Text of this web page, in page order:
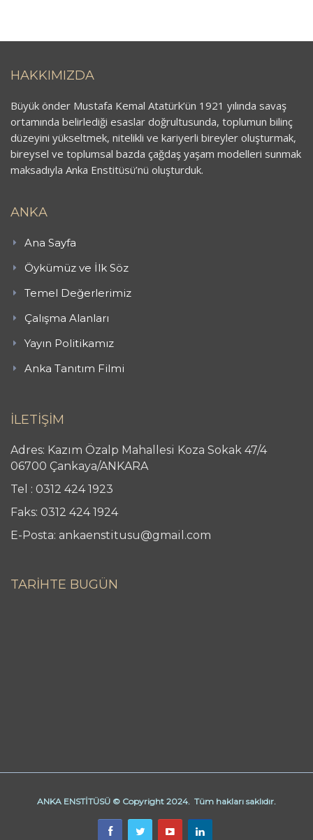
HAKKIMIZDA
Büyük önder Mustafa Kemal Atatürk’ün 1921 yılında savaş
ortamında belirlediği esaslar doğrultusunda, toplumun bilinç
düzeyini yükseltmek, nitelikli ve kariyerli bireyler oluşturmak,
bireysel ve toplumsal bazda çağdaş yaşam modelleri sunmak
maksadıyla Anka Enstitüsü’nü oluşturduk.
ANKA
Ana Sayfa
Öykümüz ve İlk Söz
Temel Değerlerimiz
Çalışma Alanları
Yayın Politikamız
Anka Tanıtım Filmi
İLETİŞİM
Adres: Kazım Özalp Mahallesi Koza Sokak 47/4
06700 Çankaya/ANKARA
Tel : 0312 424 1923
Faks: 0312 424 1924
E-Posta: ankaenstitusu@gmail.com
TARİHTE BUGÜN
ANKA ENSTİTÜSÜ © Copyright 2024. Tüm hakları saklıdır.